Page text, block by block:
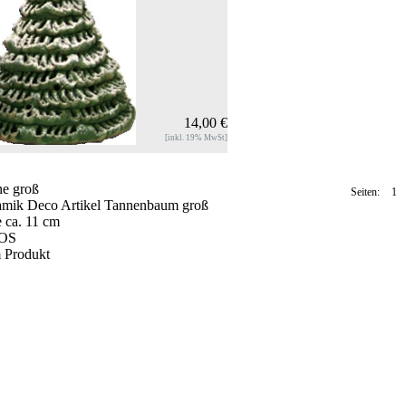
14,00 €
[inkl. 19% MwSt]
groß
Deco Artikel Tannenbaum groß
ca. 11 cm
Produkt
Seiten: 1